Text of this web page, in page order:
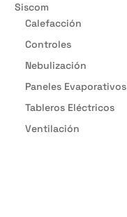
Siscom
Calefacción
Controles
Nebulización
Paneles Evaporativos
Tableros Eléctricos
Ventilación